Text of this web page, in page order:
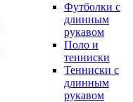
Футболки с
длинным
рукавом
Поло и
тенниски
Тенниски с
длинным
рукавом